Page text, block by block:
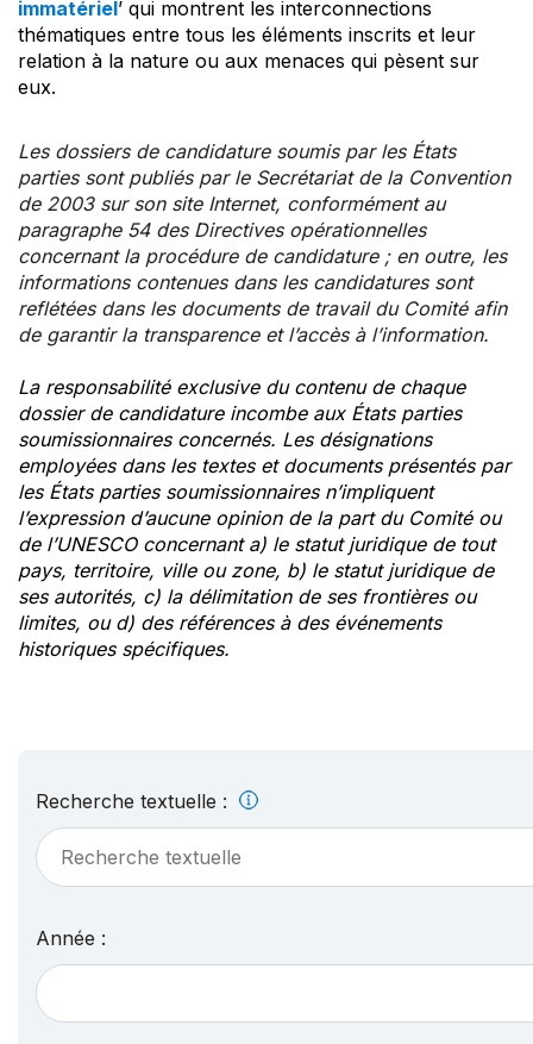
immatériel’ qui montrent les interconnections
thématiques entre tous les éléments inscrits et leur
relation à la nature ou aux menaces qui pèsent sur
eux.
Les dossiers de candidature soumis par les États
parties sont publiés par le Secrétariat de la Convention
de 2003 sur son site Internet, conformément au
paragraphe 54 des Directives opérationnelles
concernant la procédure de candidature ; en outre, les
informations contenues dans les candidatures sont
reflétées dans les documents de travail du Comité afin
de garantir la transparence et l’accès à l’information.
La responsabilité exclusive du contenu de chaque
dossier de candidature incombe aux États parties
soumissionnaires concernés. Les désignations
employées dans les textes et documents présentés par
les États parties soumissionnaires n’impliquent
l’expression d’aucune opinion de la part du Comité ou
de l’UNESCO concernant a) le statut juridique de tout
pays, territoire, ville ou zone, b) le statut juridique de
ses autorités, c) la délimitation de ses frontières ou
limites, ou d) des références à des événements
historiques spécifiques.
Recherche textuelle :
Année :